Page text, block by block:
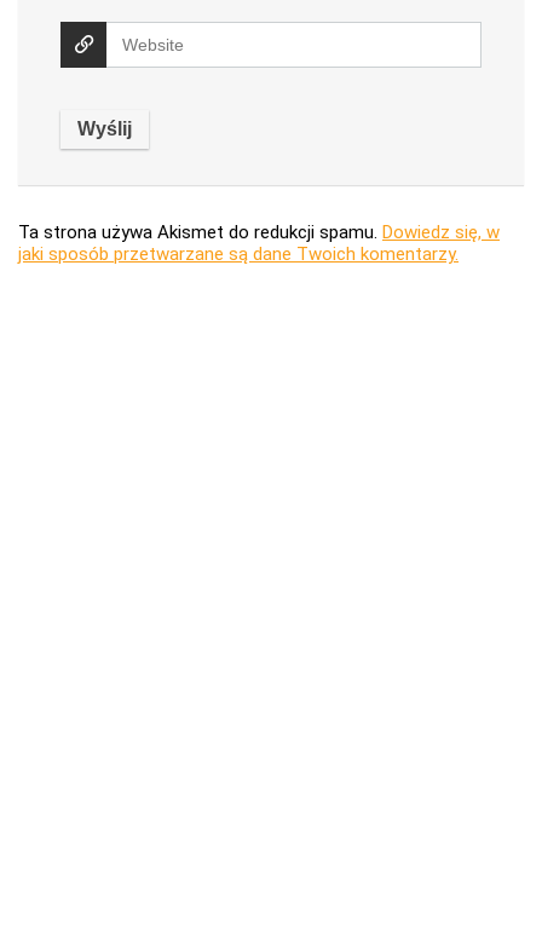
Ta strona używa Akismet do redukcji spamu. Dowiedz się, w
jaki sposób przetwarzane są dane Twoich komentarzy.